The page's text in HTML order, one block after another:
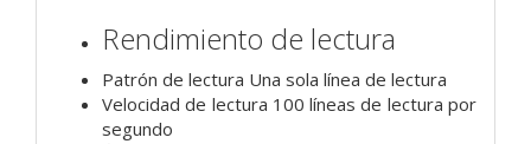
Rendimiento de lectura
Patrón de lectura Una sola línea de lectura
Velocidad de lectura 100 líneas de lectura por
segundo